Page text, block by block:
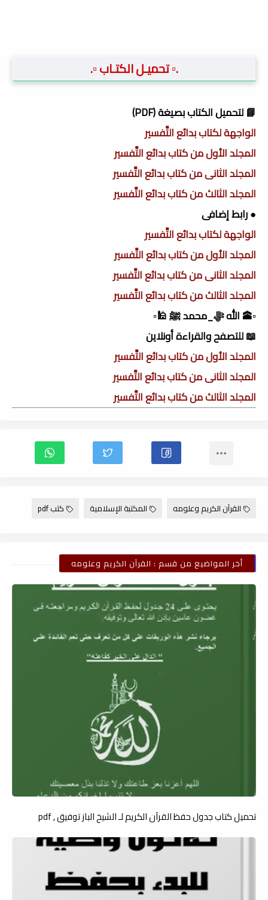
.▫️ تحميـل الكتـاب ▫️.
📘 لتحميل الكتاب بصيغة (PDF)
الواجهة لكتاب بدائع التَّفسير
المجلد الأول من كتاب بدائع التَّفسير
المجلد الثانى من كتاب بدائع التَّفسير
المجلد الثالث من كتاب بدائع التَّفسير
● رابط إضافى
الواجهة لكتاب بدائع التَّفسير
المجلد الأول من كتاب بدائع التَّفسير
المجلد الثانى من كتاب بدائع التَّفسير
المجلد الثالث من كتاب بدائع التَّفسير
▫️🕋 الله ﷻ_محمد ﷺ 🕌▫️
📖 للتصفح والقراءة أونلاين
المجلد الأول من كتاب بدائع التَّفسير
المجلد الثانى من كتاب بدائع التَّفسير
المجلد الثالث من كتاب بدائع التَّفسير
القرآن الكريم وعلومه المكتبة الإسلامية كتب pdf
أخر المواضيع من قسم : القرآن الكريم وعلومه
تحميل كتاب جدول حفظ القرآن الكريم لـ الشيخ الباز توفيق , pdf